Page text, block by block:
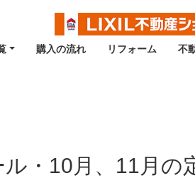
購入の流れ リフォーム 不
・10月、11月の